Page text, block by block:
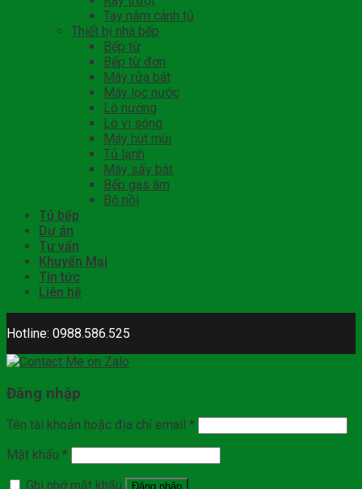
Tay nắm cánh tủ
Thiết bị nhà bếp
Bếp từ
Bếp từ đơn
Máy rửa bát
Máy lọc nước
Lò nướng
Lò vi sóng
Máy hút mùi
Tủ lạnh
Máy sấy bát
Bếp gas âm
Bộ nồi
Tủ bếp
Dự án
Tư vấn
Khuyến Mại
Tin tức
Liên hệ
Hotline: 0988.586.525
Đăng nhập
Tên tài khoản hoặc địa chỉ email *
Mật khẩu *
Ghi nhớ mật khẩu
Đăng nhập